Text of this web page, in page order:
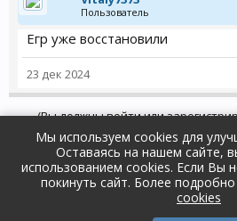
Пользователь
Егр уже восстановили
23 дек 2024
(Вы должны войти или
Форум ... Ошибки и их
Условия и правила
Мы используем cookies для
Оставаясь на нашем сайте,
использованием cookies. Если Вы
покинуть сайт. Более
cookies